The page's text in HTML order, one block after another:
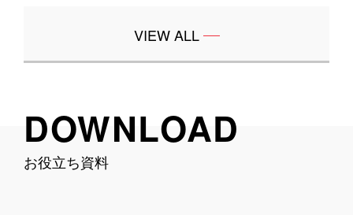
VIEW ALL
DOWNLOAD
お役立ち資料